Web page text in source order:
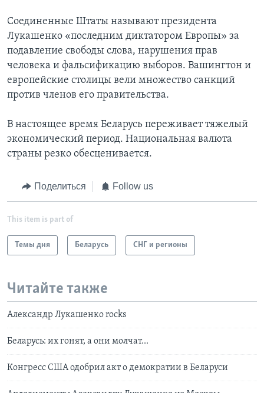
Соединенные Штаты называют президента
Лукашенко «последним диктатором Европы» за
подавление свободы слова, нарушения прав
человека и фальсификацию выборов. Вашингтон и
европейские столицы вели множество санкций
против членов его правительства.
В настоящее время Беларусь переживает тяжелый
экономический период. Национальная валюта
страны резко обесценивается.
Поделиться Follow us
This item is part of
Темы дня Беларусь СНГ и регионы
Читайте также
Александр Лукашенко rocks
Беларусь: их гонят, а они молчат...
Конгресс США одобрил акт о демократии в Беларуси